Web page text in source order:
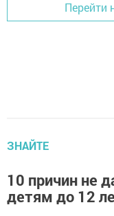
Перейти
ЗНАЙТЕ
10 причин не
детям до 12